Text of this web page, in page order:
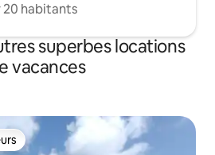
20 habitants
superbes locations
vacances